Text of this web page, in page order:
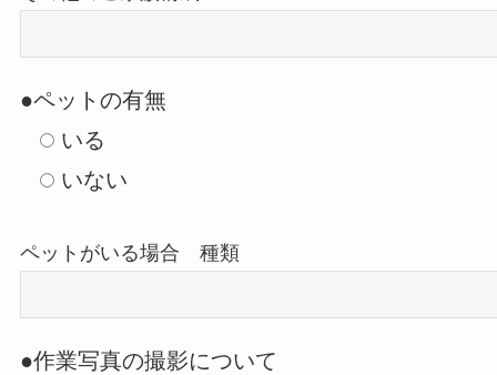
●ペットの有無
いる
いない
ペットがいる場合 種類
●作業写真の撮影について